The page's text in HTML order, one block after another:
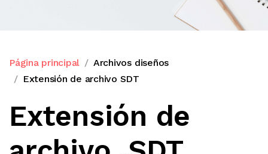
Página principal
Archivos diseños
Extensión de archivo SDT
Extensión de